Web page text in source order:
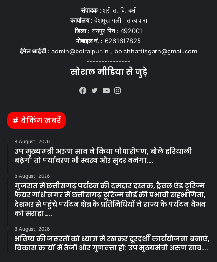
संपादक :श्री त. वि. बक्षी
कार्यालय : देशमुख गली , तात्यापारा
जिला : रायपुरपिन : 492001
मोबाइल नं. : 6261617825
ईमेल आईडी : admin@bolraipur.in , bolchhattisgarh@gmail.com
---------------
सोशल मीडिया से जुड़े
# ब्रेकिंग खबरें
8 August, 2026
उप मुख्यमंत्री अरुण साव ने किया पौधारोपण, बोले हरियाली
बढ़ेगी तो पर्यावरण भी स्वस्थ और सुंदर बनेगा….
8 August, 2026
गुजरात में छत्तीसगढ़ पर्यटन की दमदार दस्तक, ट्रैवल एंड टूरिज्म
फेयर गांधीनगर में छत्तीसगढ़ टूरिज्म बोर्ड की प्रभावी सहभागिता,
देशभर से पहुंचे पर्यटन क्षेत्र के प्रतिनिधियों ने राज्य के पर्यटन वैभव
को सराहा…..
8 August, 2026
भविष्य की जरूरतों को ध्यान में रखकर दूरदर्शी कार्ययोजना बनाएं,
विकास कार्यों में तेजी और गुणवत्ता हो: उप मुख्यमंत्री अरुण साव….